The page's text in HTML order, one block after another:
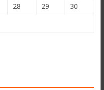
28 29
30